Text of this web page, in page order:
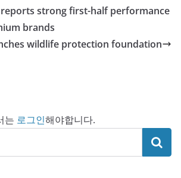
strong first-half performance
brands
wildlife protection foundation
는 로그인해야합니다.